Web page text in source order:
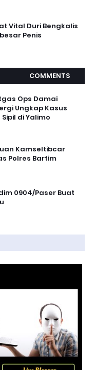
Vital Duri Bengkalis
Penis
COMMENTS
Ops Damai
Ungkap Kasus
di Yalimo
Kamseltibcar
Polres Bartim
0904/Paser Buat